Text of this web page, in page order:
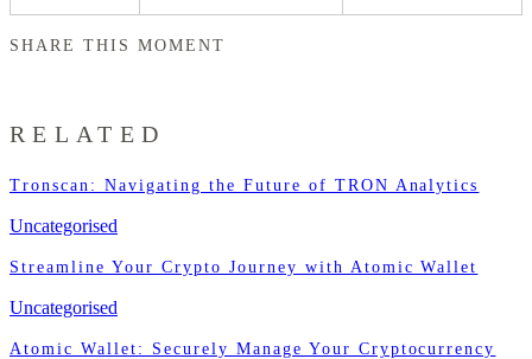
SHARE THIS MOMENT
RELATED
Tronscan: Navigating the Future of TRON Analytics
Uncategorised
Streamline Your Crypto Journey with Atomic Wallet
Uncategorised
Atomic Wallet: Securely Manage Your Cryptocurrency